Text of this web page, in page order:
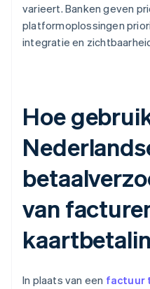
varieert. Banken geven
platformoplossingen
integratie en
Hoe
van
In plaats van een factuur